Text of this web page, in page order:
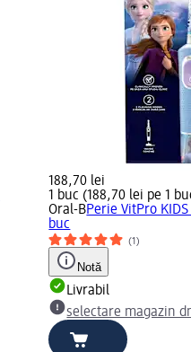
188,70 lei
1 buc (188,70 lei pe 1
Oral-BPerie VitPro KIDS
buc
(1)
Notă
Livrabil
selectare magazin